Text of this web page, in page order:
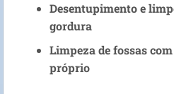
Desentupimento e
gordura
Limpeza de fossas
próprio